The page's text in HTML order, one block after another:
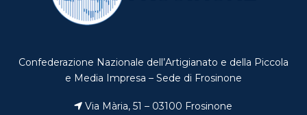
Confederazione Nazionale dell’Artigianato e della Piccola
e Media Impresa – Sede di Frosinone
Via Mària, 51 – 03100 Frosinone